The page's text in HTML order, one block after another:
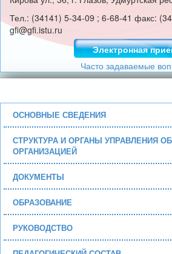
Тел.: (34141) 5-34-09 ; 6-68-41 факс:
gfi@gfi.istu.ru
Электронная
Часто задаваемые
ОСНОВНЫЕ СВЕДЕНИЯ
СТРУКТУРА И ОРГАНЫ УПРАВЛЕНИЯ
ОРГАНИЗАЦИЕЙ
ДОКУМЕНТЫ
ОБРАЗОВАНИЕ
РУКОВОДСТВО